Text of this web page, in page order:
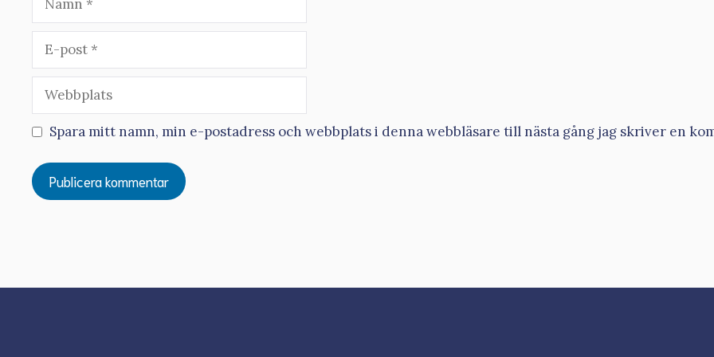
E-
post
Webbplats
Spara mitt namn, min e-postadress och webbplats i denna webbläsare till nästa gång jag skriver en